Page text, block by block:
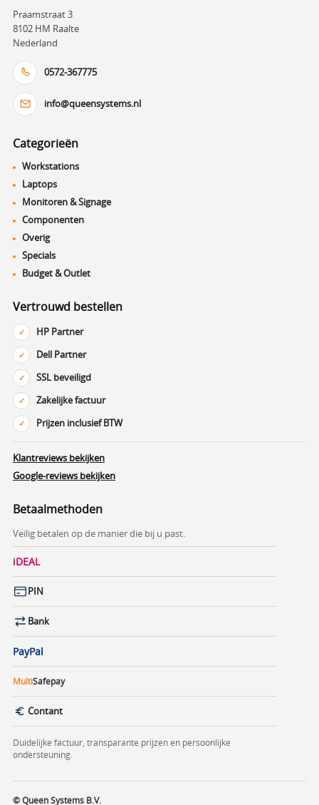
Praamstraat 3
8102 HM Raalte
Nederland
0572-367775
info@queensystems.nl
Categorieën
Workstations
Laptops
Monitoren & Signage
Componenten
Overig
Specials
Budget & Outlet
Vertrouwd bestellen
HP Partner
Dell Partner
SSL beveiligd
Zakelijke factuur
Prijzen inclusief BTW
Klantreviews bekijken
Google-reviews bekijken
Betaalmethoden
Veilig betalen op de manier die bij u past.
iDEAL
PIN
Bank
PayPal
MultiSafepay
Contant
Duidelijke factuur, transparante prijzen en persoonlijke
ondersteuning.
© Queen Systems B.V.